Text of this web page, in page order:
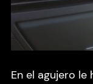
En el agujero